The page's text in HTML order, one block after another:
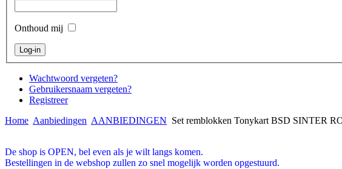
Onthoud mij
Wachtwoord vergeten?
Gebruikersnaam vergeten?
Registreer
Home Aanbiedingen AANBIEDINGEN Set remblokken Tonykart BSD SINTER
De shop is OPEN, bel even als je wilt langs komen.
Bestellingen in de webshop zullen zo snel mogelijk worden opgestuurd.